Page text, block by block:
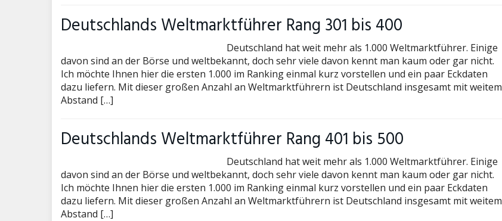
Deutschlands Weltmarktführer Rang 301 bis 400
Deutschland hat weit mehr als 1.000 Weltmarktführer. Einige
davon sind an der Börse und weltbekannt, doch sehr viele davon kennt man kaum oder gar nicht.
Ich möchte Ihnen hier die ersten 1.000 im Ranking einmal kurz vorstellen und ein paar Eckdaten
dazu liefern. Mit dieser großen Anzahl an Weltmarktführern ist Deutschland insgesamt mit weitem
Abstand […]
Deutschlands Weltmarktführer Rang 401 bis 500
Deutschland hat weit mehr als 1.000 Weltmarktführer. Einige
davon sind an der Börse und weltbekannt, doch sehr viele davon kennt man kaum oder gar nicht.
Ich möchte Ihnen hier die ersten 1.000 im Ranking einmal kurz vorstellen und ein paar Eckdaten
dazu liefern. Mit dieser großen Anzahl an Weltmarktführern ist Deutschland insgesamt mit weitem
Abstand […]